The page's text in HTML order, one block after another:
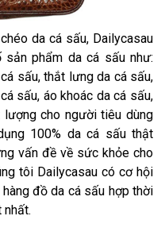
da cá sấu, Dailycasau
phẩm da cá sấu như:
sấu, thắt lưng da cá sấu,
sấu, áo khoác da cá sấu,
cho người tiêu dùng
100% da cá sấu thật
vấn đề về sức khỏe cho
tôi Dailycasau có cơ hội
đồ da cá sấu hợp thời